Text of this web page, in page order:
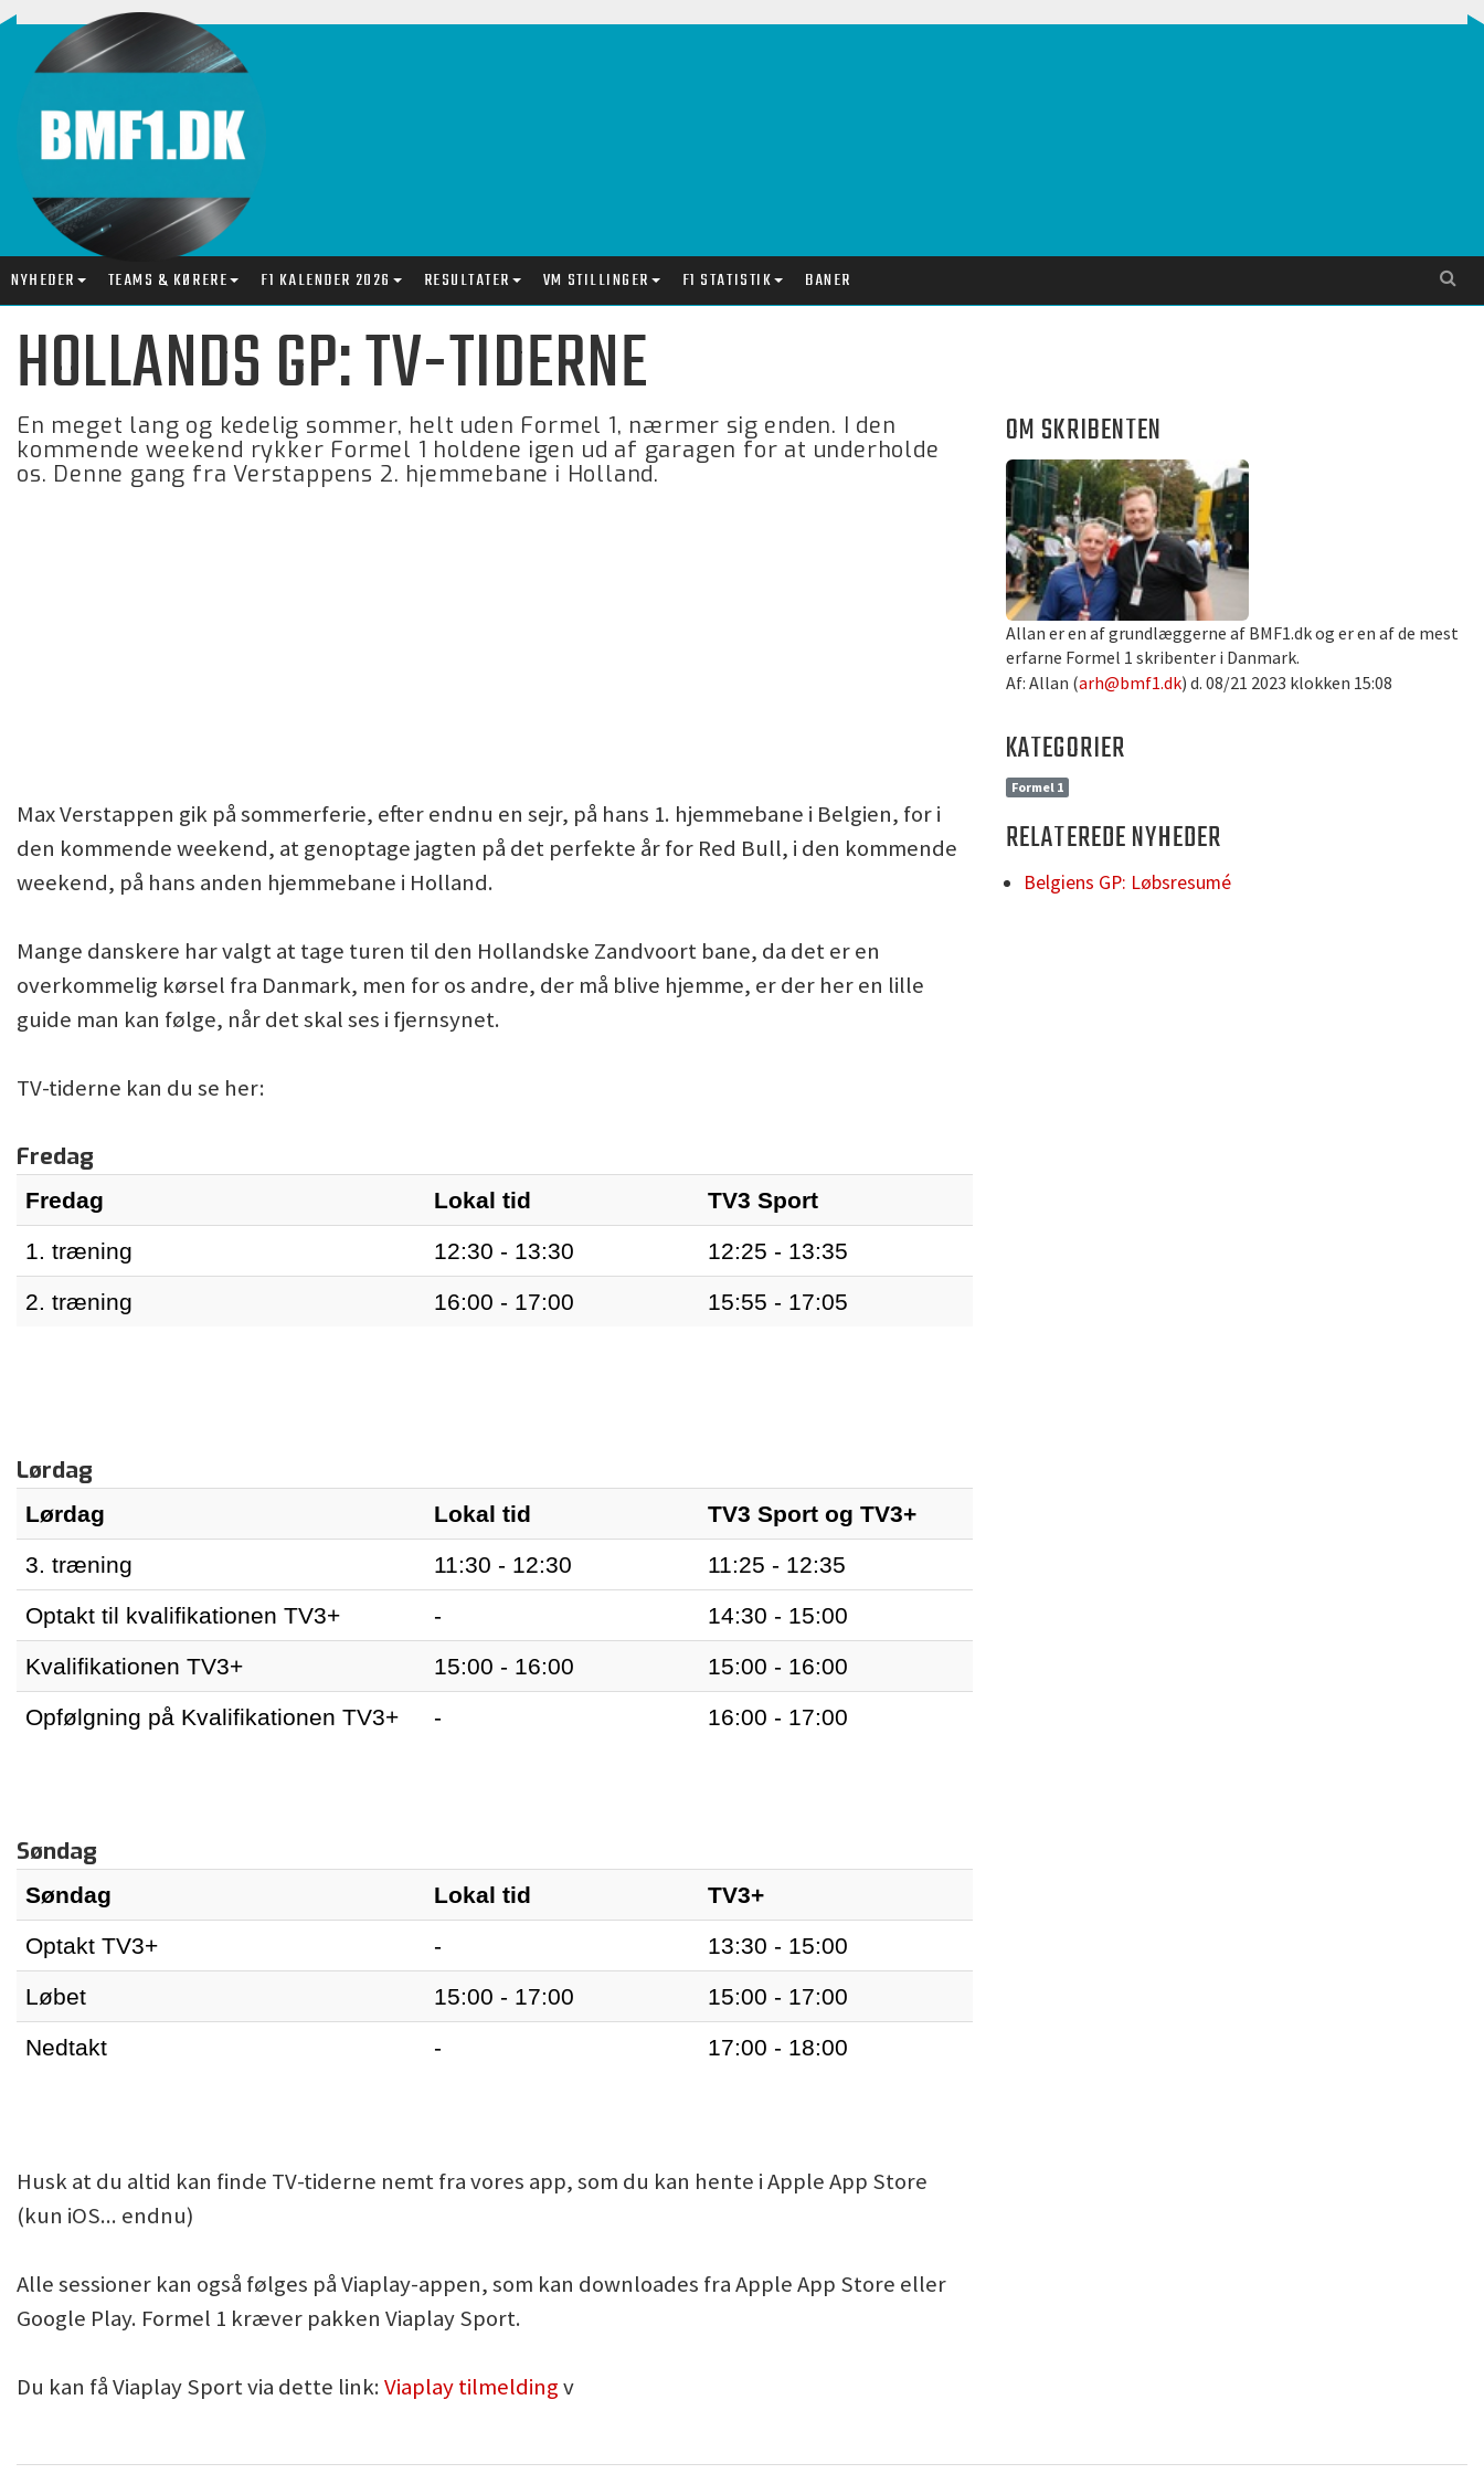
NYHEDER TEAMS & KØRERE F1 KALENDER 2026 RESULTATER VM STILLINGER F1 STATISTIK BANER
HOLLANDS GP: TV-TIDERNE
En meget lang og kedelig sommer, helt uden Formel 1, nærmer sig enden. I den
kommende weekend rykker Formel 1 holdene igen ud af garagen for at underholde
os. Denne gang fra Verstappens 2. hjemmebane i Holland.
OM SKRIBENTEN
Allan er en af grundlæggerne af BMF1.dk og er en af de mest
erfarne Formel 1 skribenter i Danmark.
Af: Allan (arh@bmf1.dk) d. 08/21 2023 klokken 15:08
KATEGORIER
Formel 1
Max Verstappen gik på sommerferie, efter endnu en sejr, på hans 1. hjemmebane i Belgien, for i
den kommende weekend, at genoptage jagten på det perfekte år for Red Bull, i den kommende
weekend, på hans anden hjemmebane i Holland.
Mange danskere har valgt at tage turen til den Hollandske Zandvoort bane, da det er en
overkommelig kørsel fra Danmark, men for os andre, der må blive hjemme, er der her en lille
guide man kan følge, når det skal ses i fjernsynet.
TV-tiderne kan du se her:
Fredag
Fredag Lokal tid
TV3 Sport
1. træning
12:30 - 13:30
12:25 - 13:35
2. træning
16:00 - 17:00 15:55 - 17:05
Lørdag
Lørdag Lokal tid
TV3 Sport og TV3+
3. træning
11:30 - 12:30
11:25 - 12:35
Optakt til kvalifikationen TV3+
-
14:30 - 15:00
Kvalifikationen TV3+
15:00 - 16:00
15:00 - 16:00
Opfølgning på Kvalifikationen TV3+
- 16:00 - 17:00
Søndag
Søndag Lokal tid
TV3+
Optakt TV3+
-
13:30 - 15:00
Løbet
15:00 - 17:00
15:00 - 17:00
Nedtakt
- 17:00 - 18:00
Husk at du altid kan finde TV-tiderne nemt fra vores app, som du kan hente i Apple App Store
(kun iOS... endnu)
Alle sessioner kan også følges på Viaplay-appen, som kan downloades fra Apple App Store eller
Google Play. Formel 1 kræver pakken Viaplay Sport.
Du kan få Viaplay Sport via dette link:Viaplay tilmeldingv
RELATEREDE NYHEDER
Belgiens GP: Løbsresumé